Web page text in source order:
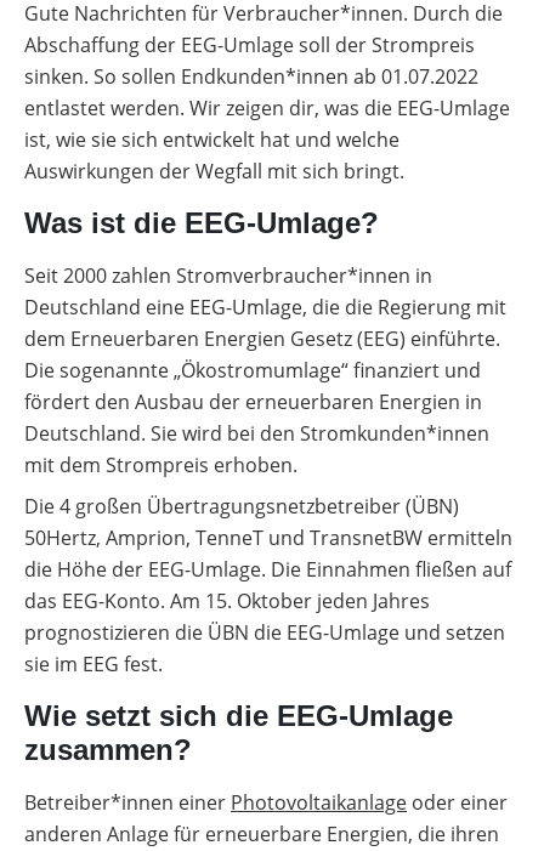
Wärmepumpe
Voraussetzungen
Wärmepumpe:
Wirtschaftlichkeit
berechnen
PV-
Auslegungstools
Unabhängigkeitsrechner
Marktstammdatenregister
Gute Nachrichten für Verbraucher*innen. Durch die
Abschaffung der EEG-Umlage soll der Strompreis
sinken. So sollen Endkunden*innen ab 01.07.2022
entlastet werden. Wir zeigen dir, was die EEG-Umlage
ist, wie sie sich entwickelt hat und welche
Auswirkungen der Wegfall mit sich bringt.
Was ist die EEG-Umlage?
Seit 2000 zahlen Stromverbraucher*innen in
Deutschland eine EEG-Umlage, die die Regierung mit
dem Erneuerbaren Energien Gesetz (EEG) einführte.
Die sogenannte „Ökostromumlage“ finanziert und
fördert den Ausbau der erneuerbaren Energien in
Deutschland. Sie wird bei den Stromkunden*innen
mit dem Strompreis erhoben.
Die 4 großen Übertragungsnetzbetreiber (ÜBN)
50Hertz, Amprion, TenneT und TransnetBW ermitteln
die Höhe der EEG-Umlage. Die Einnahmen fließen auf
das EEG-Konto. Am 15. Oktober jeden Jahres
prognostizieren die ÜBN die EEG-Umlage und setzen
sie im EEG fest.
Wie setzt sich die EEG-Umlage
zusammen?
Betreiber*innen einer Photovoltaikanlage oder einer
anderen Anlage für erneuerbare Energien, die ihren